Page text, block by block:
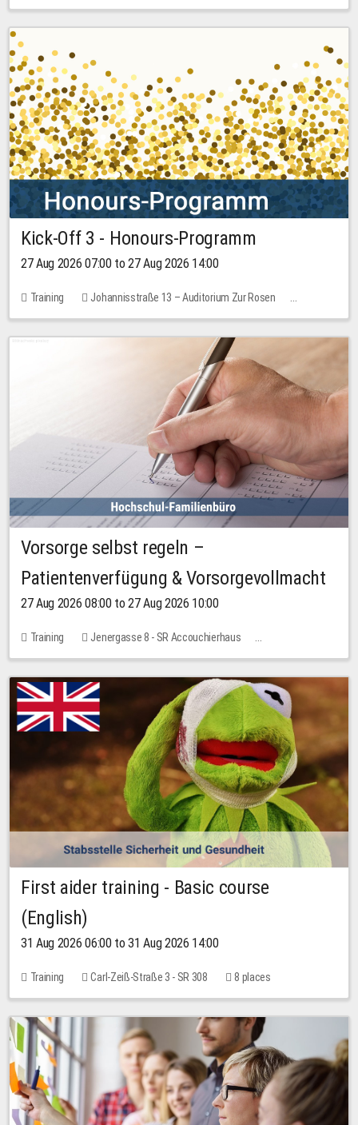
Kick-Off 3 - Honours-Programm
27 Aug 2026 07:00 to 27 Aug 2026 14:00
Training
Johannisstraße 13 – Auditorium Zur Rosen
11 places
Vorsorge selbst regeln –
Patientenverfügung & Vorsorgevollmacht
27 Aug 2026 08:00 to 27 Aug 2026 10:00
Training
Jenergasse 8 - SR Accouchierhaus
No free places
First aider training - Basic course
(English)
31 Aug 2026 06:00 to 31 Aug 2026 14:00
Training Carl-Zeiß-Straße 3 - SR 308 8 places